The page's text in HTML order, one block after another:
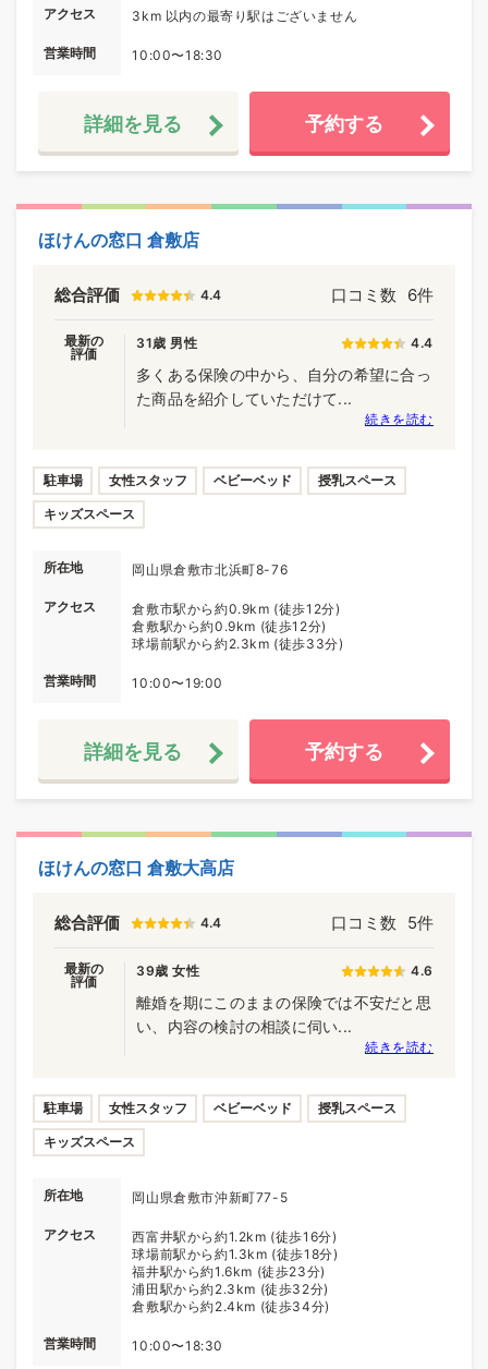
アクセス 3km 以内の最寄り駅はございません
営業時間 10:00〜18:30
詳細を見る 予約する
ほけんの窓口 倉敷店
総合評価 4.4 口コミ数 6件
最新の
評価
31歳 男性 4.4
多くある保険の中から、自分の希望に合っ
た商品を紹介していただけて...
続きを読む
駐車場 女性スタッフ ベビーベッド 授乳スペース
キッズスペース
所在地 岡山県倉敷市北浜町8-76
アクセス
倉敷市駅から約0.9km (徒歩12分)
倉敷駅から約0.9km (徒歩12分)
球場前駅から約2.3km (徒歩33分)
営業時間 10:00〜19:00
詳細を見る 予約する
ほけんの窓口 倉敷大高店
総合評価 4.4 口コミ数 5件
最新の
評価
39歳 女性 4.6
離婚を期にこのままの保険では不安だと思
い、内容の検討の相談に伺い...
続きを読む
駐車場 女性スタッフ ベビーベッド 授乳スペース
キッズスペース
所在地 岡山県倉敷市沖新町77-5
アクセス
西富井駅から約1.2km (徒歩16分)
球場前駅から約1.3km (徒歩18分)
福井駅から約1.6km (徒歩23分)
浦田駅から約2.3km (徒歩32分)
倉敷駅から約2.4km (徒歩34分)
営業時間 10:00〜18:30